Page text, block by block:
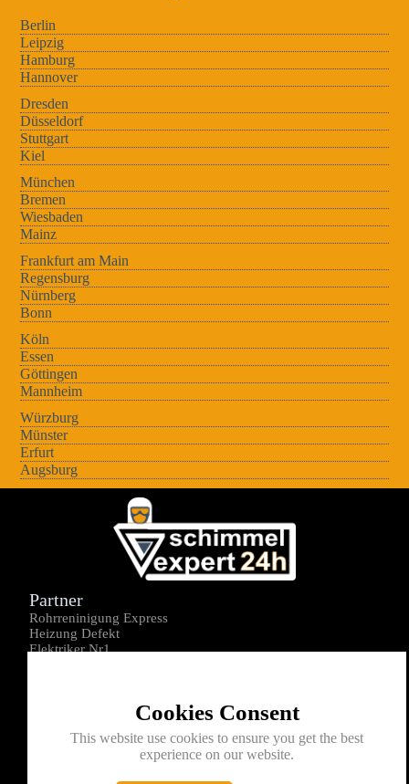
Berlin
Leipzig
Hamburg
Hannover
Dresden
Düsseldorf
Stuttgart
Kiel
München
Bremen
Wiesbaden
Mainz
Frankfurt am Main
Regensburg
Nürnberg
Bonn
Köln
Essen
Göttingen
Mannheim
Würzburg
Münster
Erfurt
Augsburg
Cookies Consent
This website use cookies to ensure you get the best
experience on our website.
Partner
Rohrreninigung Express
Heizung Defekt
Elektriker Nr1
Kontakt